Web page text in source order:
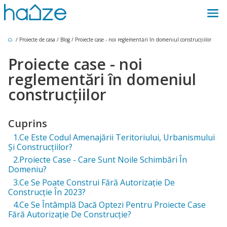
/ Proiecte de casa / Blog / Proiecte case - noi reglementări în domeniul construcțiilor
Proiecte case - noi
reglementări în domeniul
construcțiilor
Cuprins
1.Ce Este Codul Amenajării Teritoriului, Urbanismului
Și Construcțiilor?
2.Proiecte Case - Care Sunt Noile Schimbări În
Domeniu?
3.Ce Se Poate Construi Fără Autorizație De
Construcție În 2023?
4.Ce Se Întâmplă Dacă Optezi Pentru Proiecte Case
Fără Autorizație De Construcție?